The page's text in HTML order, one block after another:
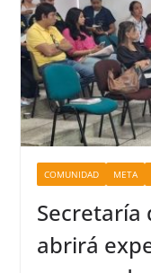
COMUNIDAD META
Secretaría
abrirá